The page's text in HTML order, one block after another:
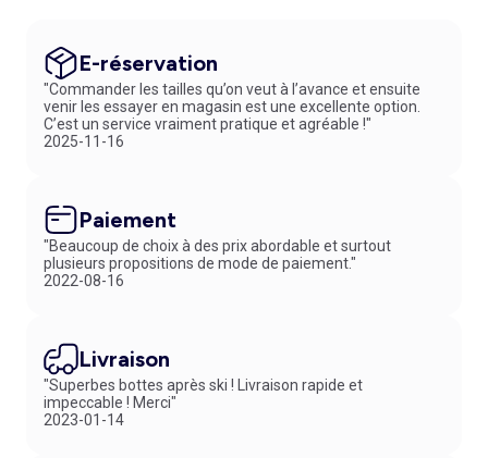
E-réservation
"Commander les tailles qu’on veut à l’avance et ensuite
venir les essayer en magasin est une excellente option.
C’est un service vraiment pratique et agréable !"
2025-11-16
Paiement
"Beaucoup de choix à des prix abordable et surtout
plusieurs propositions de mode de paiement."
2022-08-16
Livraison
"Superbes bottes après ski ! Livraison rapide et
impeccable ! Merci"
2023-01-14